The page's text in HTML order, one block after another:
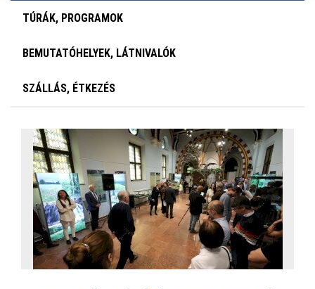
TÚRÁK, PROGRAMOK
BEMUTATÓHELYEK, LÁTNIVALÓK
SZÁLLÁS, ÉTKEZÉS